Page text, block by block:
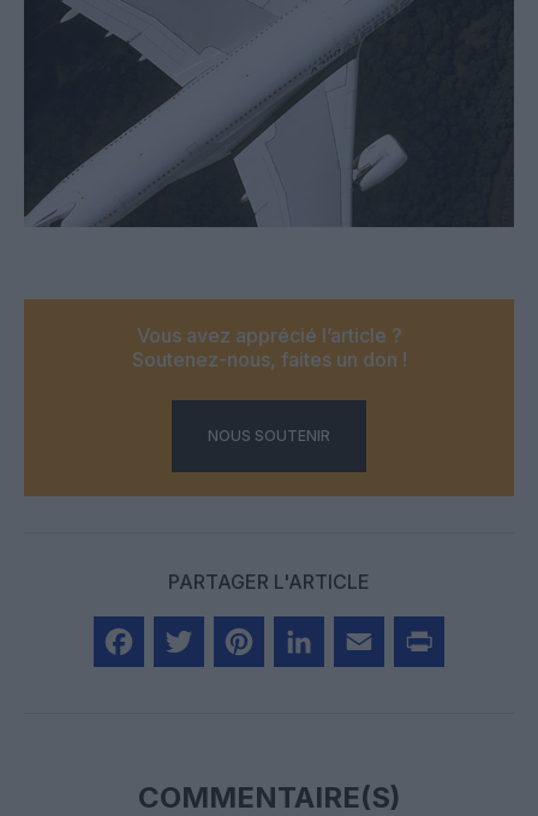
Vous avez apprécié l’article ?
Soutenez-nous, faites un don !
NOUS SOUTENIR
PARTAGER L'ARTICLE
COMMENTAIRE(S)